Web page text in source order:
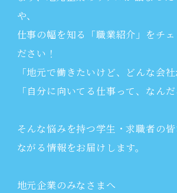
や、
仕事の幅を知る「職業紹介」をチ
ださい！
「地元で働きたいけど、どんな会社
「自分に向いてる仕事って、なんだ
そんな悩みを持つ学生・求職者の
ながる情報をお届けします。
地元企業のみなさまへ